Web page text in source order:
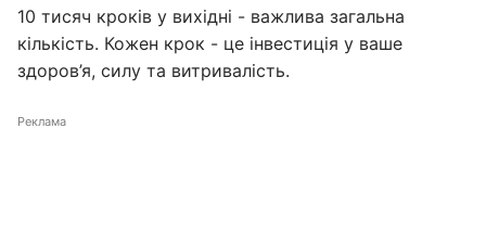
10 тисяч кроків у вихідні - важлива загальна
кількість. Кожен крок - це інвестиція у ваше
здоров’я, силу та витривалість.
Реклама